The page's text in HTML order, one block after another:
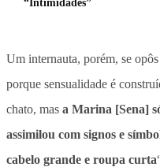
“Intimidades”
Um internauta, porém, se
porque sensualidade é
chato, mas a Marina [Sena]
assimilou com signos e
cabelo grande e roupa curta